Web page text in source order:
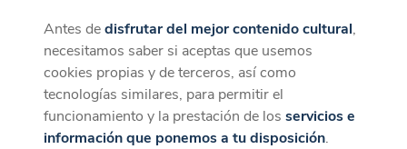
CaixaForum+
La mejor experiencia desde la App
Descargar
Antes dedisfrutar del mejor contenido cultural,
necesitamos saber si aceptas que usemos
cookies propias y de terceros, así como
tecnologías similares, para permitir el
funcionamiento y la prestación de losservicios e
información que ponemos a tu disposición.